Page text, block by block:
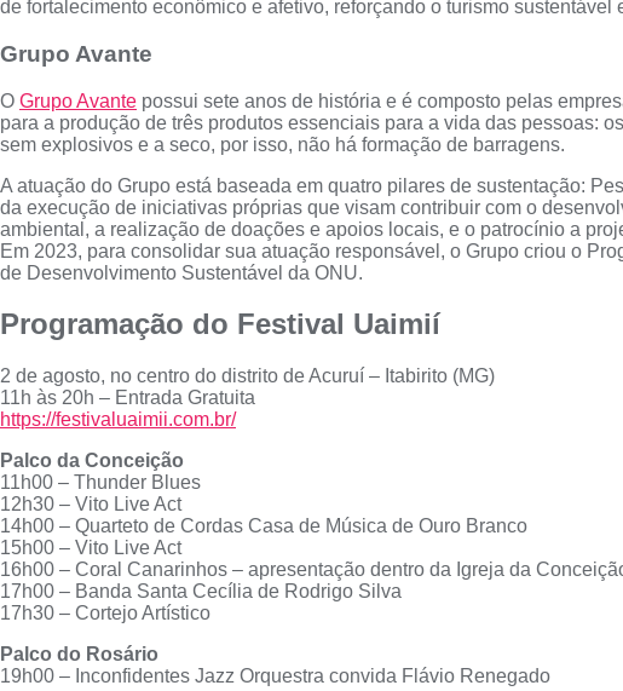
de fortalecimento econômico e afetivo, reforçando o turismo sustentável
Grupo Avante
O Grupo Avante possui sete anos de história e é composto pelas
para a produção de três produtos essenciais para a vida das pessoas:
sem explosivos e a seco, por isso, não há formação de barragens.
A atuação do Grupo está baseada em quatro pilares de sustentação:
da execução de iniciativas próprias que visam contribuir com o
ambiental, a realização de doações e apoios locais, e o patrocínio a
Em 2023, para consolidar sua atuação responsável, o Grupo criou o
de Desenvolvimento Sustentável da ONU.
Programação do Festival Uaimií
2 de agosto, no centro do distrito de Acuruí – Itabirito (MG)
11h às 20h – Entrada Gratuita
https://festivaluaimii.com.br/
Palco da Conceição
11h00 – Thunder Blues
12h30 – Vito Live Act
14h00 – Quarteto de Cordas Casa de Música de Ouro Branco
15h00 – Vito Live Act
16h00 – Coral Canarinhos – apresentação dentro da Igreja da
17h00 – Banda Santa Cecília de Rodrigo Silva
17h30 – Cortejo Artístico
Palco do Rosário
19h00 – Inconfidentes Jazz Orquestra convida Flávio Renegado